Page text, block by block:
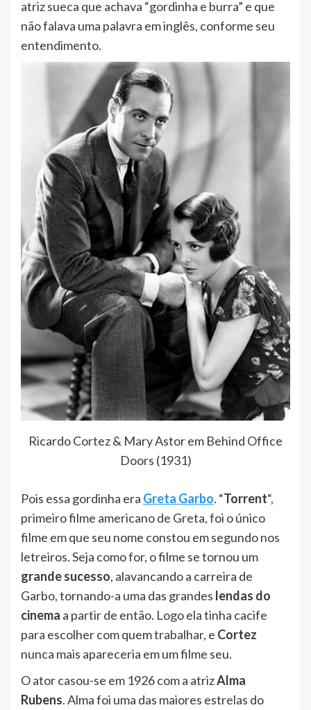
atriz sueca que achava “gordinha e burra” e que
não falava uma palavra em inglês, conforme seu
entendimento.
Ricardo Cortez & Mary Astor em Behind Office
Doors (1931)
Pois essa gordinha era Greta Garbo. “Torrent“,
primeiro filme americano de Greta, foi o único
filme em que seu nome constou em segundo nos
letreiros. Seja como for, o filme se tornou um
grande sucesso, alavancando a carreira de
Garbo, tornando-a uma das grandes lendas do
cinema a partir de então. Logo ela tinha cacife
para escolher com quem trabalhar, e Cortez
nunca mais apareceria em um filme seu.
O ator casou-se em 1926 com a atrizAlma
Rubens. Alma foi uma das maiores estrelas do